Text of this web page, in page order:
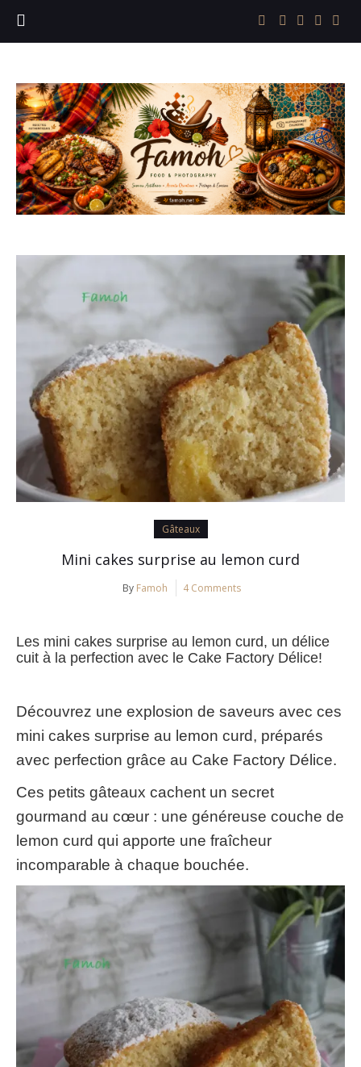
Gâteaux
Mini cakes surprise au lemon curd
By Famoh 4 Comments
Les mini cakes surprise au lemon curd, un délice
cuit à la perfection avec le Cake Factory Délice!
Découvrez une explosion de saveurs avec ces
mini cakes surprise au lemon curd, préparés
avec perfection grâce au Cake Factory Délice.
Ces petits gâteaux cachent un secret
gourmand au cœur : une généreuse couche de
lemon curd qui apporte une fraîcheur
incomparable à chaque bouchée.